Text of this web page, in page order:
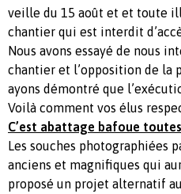
veille du 15 août et et toute
chantier qui est interdit
Nous avons essayé de nous
chantier et l’opposition de la
ayons démontré que
Voilà comment vos élus
C’est abattage bafoue
Les souches photographiées
anciens et magnifiques qui
proposé un projet alternatif